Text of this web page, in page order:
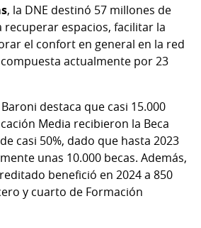
, la DNE destinó 57 millones de
recuperar espacios, facilitar la
el confort en general en la red
actualmente por 23
Baroni destaca que casi 15.000
Media recibieron la Beca
casi 50%, dado que hasta 2023
unas 10.000 becas. Además,
benefició en 2024 a 850
y cuarto de Formación